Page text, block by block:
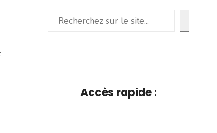
Rechercher
Accès rapide :